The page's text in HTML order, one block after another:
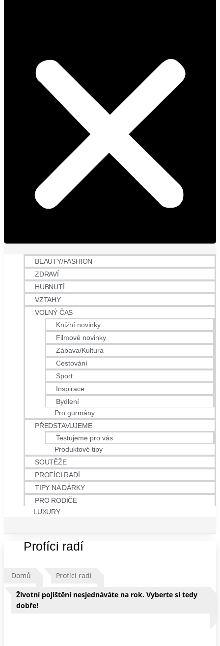
BEAUTY/FASHION
ZDRAVÍ
HUBNUTÍ
VZTAHY
VOLNÝ ČAS
Knižní novinky
Filmové novinky
Zábava/Kultura
Cestování
Sport
Inspirace
Bydlení
Pro gurmány
PŘEDSTAVUJEME
Testujeme pro vás
Produktové tipy
SOUTĚŽE
PROFÍCI RADÍ
TIPY NA DÁRKY
PRO RODIČE
LUXURY
Profíci radí
Domů Profíci radí
Životní pojištění nesjednáváte na rok. Vyberte si tedy
dobře!